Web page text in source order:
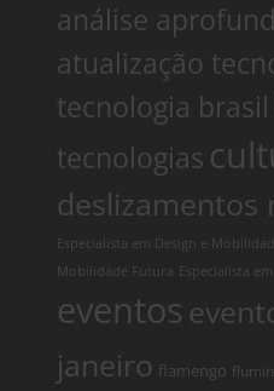
análise
atualização
tecnologia brasil
tecnologias
deslizamentos
Especialista em Design e
Mobilidade Futura Especialista
eventos
janeiro flamengo